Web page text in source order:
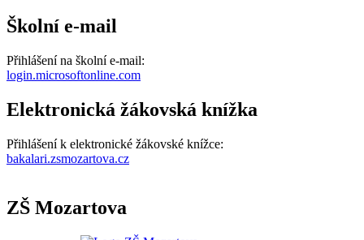
Školní e-mail
Přihlášení na školní e-mail:
login.microsoftonline.com
Elektronická žákovská knížka
Přihlášení k elektronické žákovské knížce:
bakalari.zsmozartova.cz
ZŠ Mozartova